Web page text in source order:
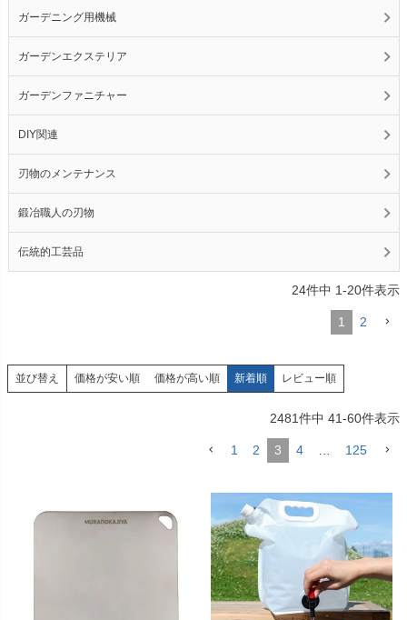
ガーデニング用機械
ガーデンエクステリア
ガーデンファニチャー
DIY関連
刃物のメンテナンス
鍛冶職人の刃物
伝統的工芸品
24件中 1-20件表示
1 2
並び替え 価格が安い順 価格が高い順 新着順 レビュー順
2481件中 41-60件表示
1 2 3 4 125